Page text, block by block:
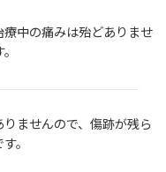
中の痛みは殆どありませ
ませんので、傷跡が残ら
。